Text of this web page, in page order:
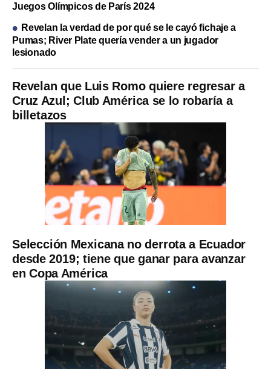
Revelan que Luis Romo quiere regresar a
Cruz Azul; Club América se lo robaría a
billetazos
Selección Mexicana no derrota a Ecuador
desde 2019; tiene que ganar para avanzar
en Copa América
Juegos Olímpicos de París 2024
Revelan la verdad de por qué se le cayó fichaje a
Pumas; River Plate quería vender a un jugador
lesionado